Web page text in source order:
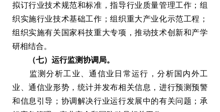
拟订行业技术规范和标准，指导行业质量管理工作；组
织实施行业技术基础工作；组织重大产业化示范工程；
组织实施有关国家科技重大专项，推动技术创新和产学
研相结合。
（七）运行监测协调局。
监测分析工业、通信业日常运行，分析国内外工
业、通信业形势，统计并发布相关信息，进行预测预警
和信息引导；协调解决行业运行发展中的有关问题；承